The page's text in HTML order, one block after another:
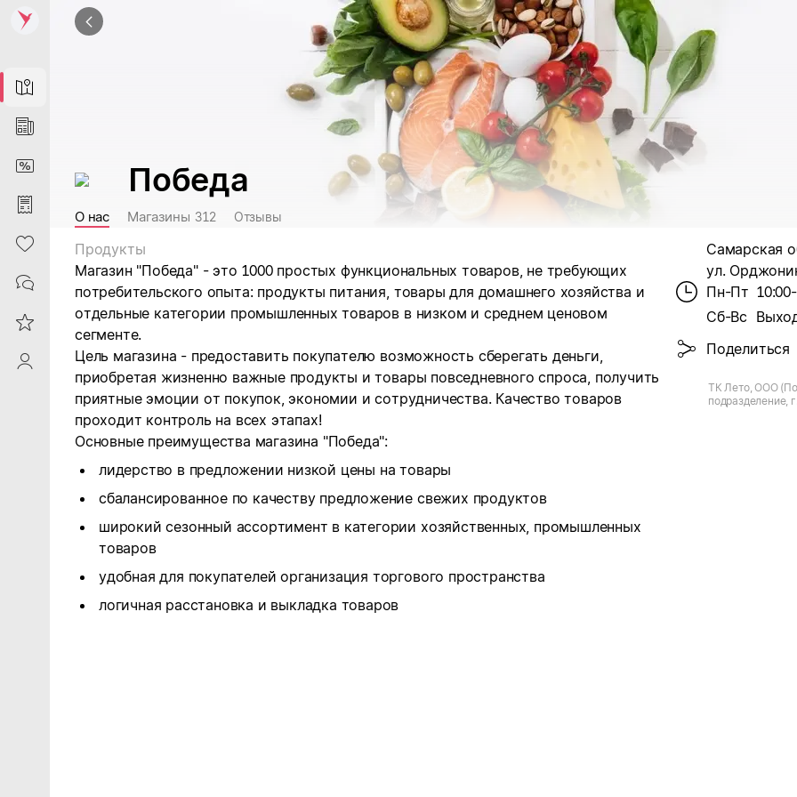
Map
News
DiscountCard
Purchases
Heart
Contacts
Reviews
ProfileSaby
Победа
О нас Магазины 312 Отзывы
Продукты
Магазин "Победа" - это 1000 простых функциональных товаров, не требующих
потребительского опыта: продукты питания, товары для домашнего хозяйства и
отдельные категории промышленных товаров в низком и среднем ценовом
сегменте.
Цель магазина - предоставить покупателю возможность сберегать деньги,
приобретая жизненно важные продукты и товары повседневного спроса, получить
приятные эмоции от покупок, экономии и сотрудничества. Качество товаров
проходит контроль на всех этапах!
Основные преимущества магазина "Победа":
лидерство в предложении низкой цены на товары
сбалансированное по качеству предложение свежих продуктов
широкий сезонный ассортимент в категории хозяйственных, промышленных
товаров
удобная для покупателей организация торгового пространства
логичная расстановка и выкладка товаров
Самарская
ул.
Пн-Пт
Сб-Вс
Поделиться
ТК Лето, ООО
подразделение,